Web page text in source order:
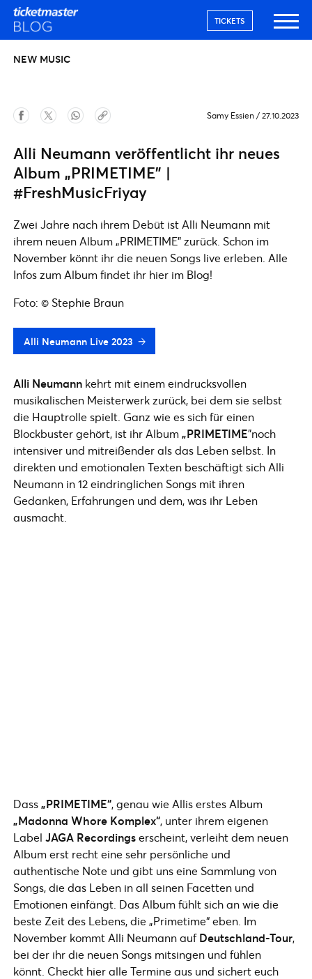
TICKETS
NEW MUSIC
Samy Essien / 27.10.2023
Alli Neumann veröffentlicht ihr neues
Album „PRIMETIME” |
#FreshMusicFriyay
Zwei Jahre nach ihrem Debüt ist Alli Neumann mit
ihrem neuen Album „PRIMETIME” zurück. Schon im
November könnt ihr die neuen Songs live erleben. Alle
Infos zum Album findet ihr hier im Blog!
Foto: © Stephie Braun
Alli Neumann Live 2023
Alli Neumann kehrt mit einem eindrucksvollen
musikalischen Meisterwerk zurück, bei dem sie selbst
die Hauptrolle spielt. Ganz wie es sich für einen
Blockbuster gehört, ist ihr Album„PRIMETIME”noch
intensiver und mitreißender als das Leben selbst. In
direkten und emotionalen Texten beschäftigt sich Alli
Neumann in 12 eindringlichen Songs mit ihren
Gedanken, Erfahrungen und dem, was ihr Leben
ausmacht.
Dass„PRIMETIME“, genau wie Allis erstes Album
„Madonna Whore Komplex“, unter ihrem eigenen
Label JAGA Recordingserscheint, verleiht dem neuen
Album erst recht eine sehr persönliche und
authentische Note und gibt uns eine Sammlung von
Songs, die das Leben in all seinen Facetten und
Emotionen einfängt. Das Album fühlt sich an wie die
beste Zeit des Lebens, die „Primetime“ eben. Im
November kommt Alli Neumann aufDeutschland-Tour,
bei der ihr die neuen Songs mitsingen und fühlen
könnt. Checkt hier alle Termine aus und sichert euch